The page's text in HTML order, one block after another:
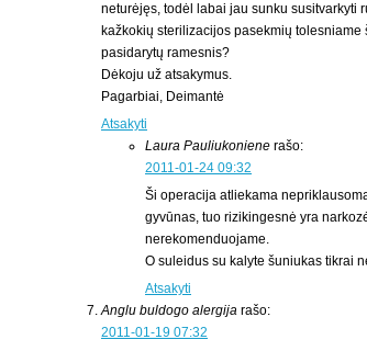
neturėjęs, todėl labai jau sunku susitvarkyti
kažkokių sterilizacijos pasekmių
pasidarytų ramesnis?
Dėkoju už atsakymus.
Pagarbiai, Deimantė
Atsakyti
Laura Pauliukoniene rašo:
2011-01-24 09:32
Ši operacija atliekama
gyvūnas, tuo rizikingesnė yra
nerekomenduojame.
O suleidus su kalyte šuniukas tikrai
Atsakyti
Anglu buldogo alergija rašo:
2011-01-19 07:32